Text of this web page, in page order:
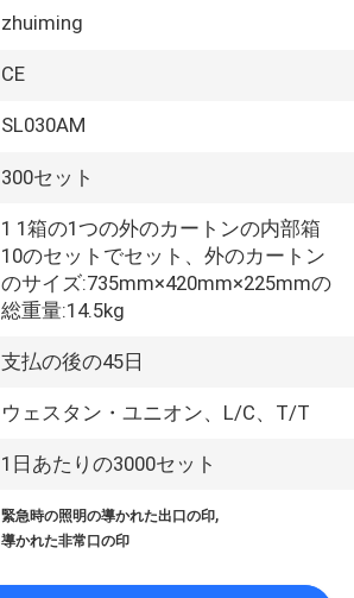
zhuiming
CE
SL030AM
300セット
1 1箱の1つの外のカートンの内部箱
10のセットでセット、外のカートン
のサイズ:735mm×420mm×225mmの
総重量:14.5kg
支払の後の45日
ウェスタン・ユニオン、L/C、T/T
1日あたりの3000セット
緊急時の照明の導かれた出口の印,
導かれた非常口の印